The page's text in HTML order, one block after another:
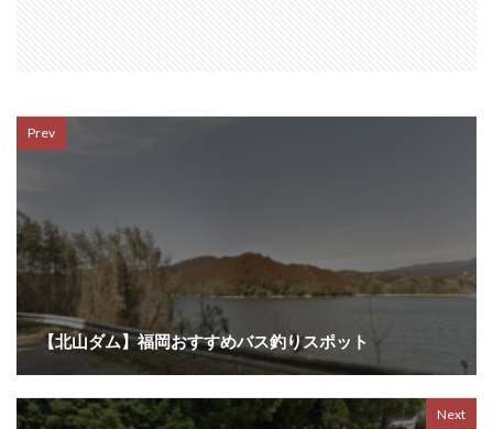
Prev
【北山ダム】福岡おすすめバス釣りスポット
Next